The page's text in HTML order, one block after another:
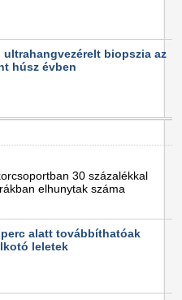
ultrahangvezérelt biopszia az
húsz évben
30 százalékkal
elhunytak száma
alatt továbbíthatóak
leletek